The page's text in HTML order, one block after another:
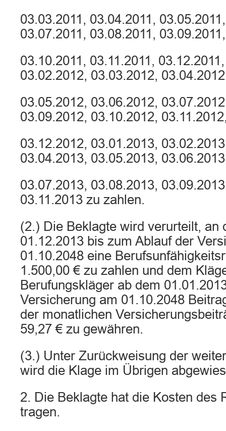
03.03.2011, 03.04.2011,
03.07.2011, 03.08.2011, 03.09.2011,
03.10.2011, 03.11.2011,
03.02.2012, 03.03.2012,
03.05.2012, 03.06.2012,
03.09.2012, 03.10.2012,
03.12.2012, 03.01.2013,
03.04.2013, 03.05.2013,
03.07.2013, 03.08.2013,
03.11.2013 zu zahlen.
(2.) Die Beklagte wird verurteilt, an
01.12.2013 bis zum Ablauf der
01.10.2048 eine
1.500,00 € zu zahlen und dem
Berufungskläger ab dem
Versicherung am 01.10.2048
der monatlichen
59,27 € zu gewähren.
(3.) Unter Zurückweisung der
wird die Klage im Übrigen
2. Die Beklagte hat die Kosten des
tragen.